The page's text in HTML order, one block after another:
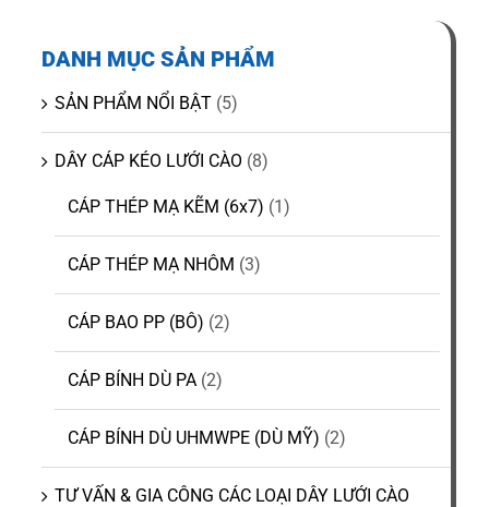
CATALOGUE
DANH MỤC SẢN PHẨM
SẢN PHẨM NỔI BẬT (5)
DÂY CÁP KÉO LƯỚI CÀO (8)
CÁP THÉP MẠ KẼM (6x7) (1)
CÁP THÉP MẠ NHÔM (3)
CÁP BAO PP (BÔ) (2)
CÁP BÍNH DÙ PA (2)
CÁP BÍNH DÙ UHMWPE (DÙ MỸ) (2)
TƯ VẤN & GIA CÔNG CÁC LOẠI DÂY LƯỚI CÀO